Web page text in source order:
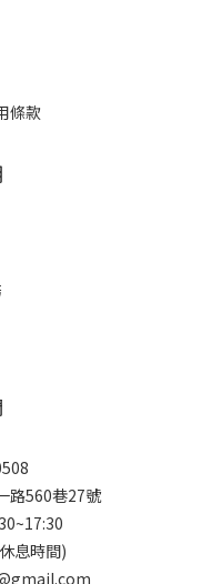
條款
路560巷27號
息時間)